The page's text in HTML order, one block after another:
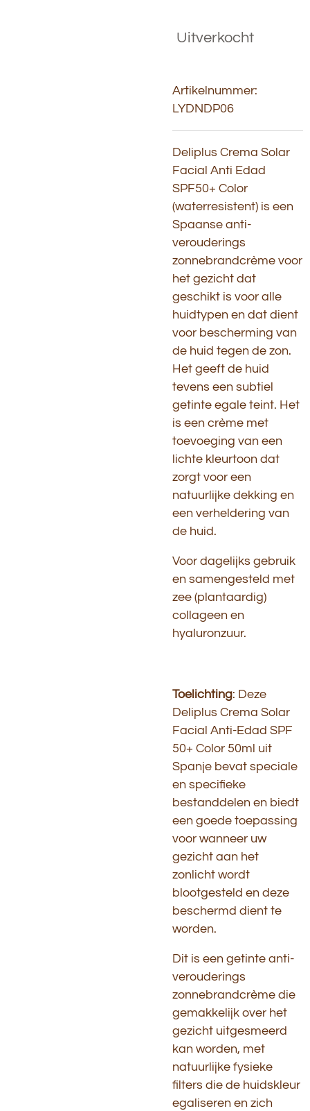
Uitverkocht
Artikelnummer:
LYDNDP06
Deliplus Crema Solar
Facial Anti Edad
SPF50+ Color
(waterresistent) is een
Spaanse anti-
verouderings
zonnebrandcrème voor
het gezicht dat
geschikt is voor alle
huidtypen en dat dient
voor bescherming van
de huid tegen de zon.
Het geeft de huid
tevens een subtiel
getinte egale teint. Het
is een crème met
toevoeging van een
lichte kleurtoon dat
zorgt voor een
natuurlijke dekking en
een verheldering van
de huid.
Voor dagelijks gebruik
en samengesteld met
zee (plantaardig)
collageen en
hyaluronzuur.
Toelichting: Deze
Deliplus Crema Solar
Facial Anti-Edad SPF
50+ Color 50ml uit
Spanje bevat speciale
en specifieke
bestanddelen en biedt
een goede toepassing
voor wanneer uw
gezicht aan het
zonlicht wordt
blootgesteld en deze
beschermd dient te
worden.
Dit is een getinte anti-
verouderings
zonnebrandcrème die
gemakkelijk over het
gezicht uitgesmeerd
kan worden, met
natuurlijke fysieke
filters die de huidskleur
egaliseren en zich